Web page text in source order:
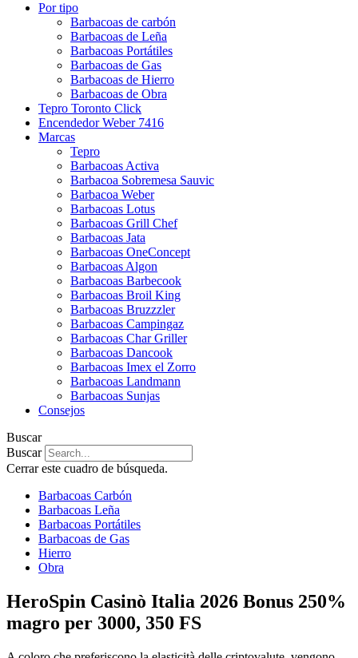
Por tipo
Barbacoas de carbón
Barbacoas de Leña
Barbacoas Portátiles
Barbacoas de Gas
Barbacoas de Hierro
Barbacoas de Obra
Tepro Toronto Click
Encendedor Weber 7416
Marcas
Tepro
Barbacoas Activa
Barbacoa Sobremesa Sauvic
Barbacoa Weber
Barbacoas Lotus
Barbacoas Grill Chef
Barbacoas Jata
Barbacoas OneConcept
Barbacoas Algon
Barbacoas Barbecook
Barbacoas Broil King
Barbacoas Bruzzzler
Barbacoas Campingaz
Barbacoas Char Griller
Barbacoas Dancook
Barbacoas Imex el Zorro
Barbacoas Landmann
Barbacoas Sunjas
Consejos
Buscar
Buscar
Cerrar este cuadro de búsqueda.
Barbacoas Carbón
Barbacoas Leña
Barbacoas Portátiles
Barbacoas de Gas
Hierro
Obra
HeroSpin Casinò Italia 2026 Bonus 250%
magro per 3000, 350 FS